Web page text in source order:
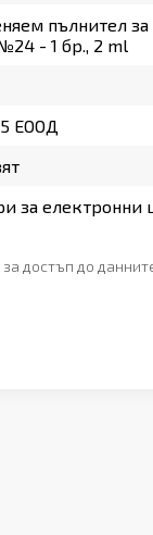
пълнител
- 1 бр., 2 ml
ЕООД
за електронни
достъп до